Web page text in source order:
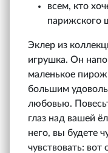
всем, кто
парижского
Эклер из
игрушка. Он
маленькое
большим
любовью.
глаз над вашей
него, вы будете
чувствовать: